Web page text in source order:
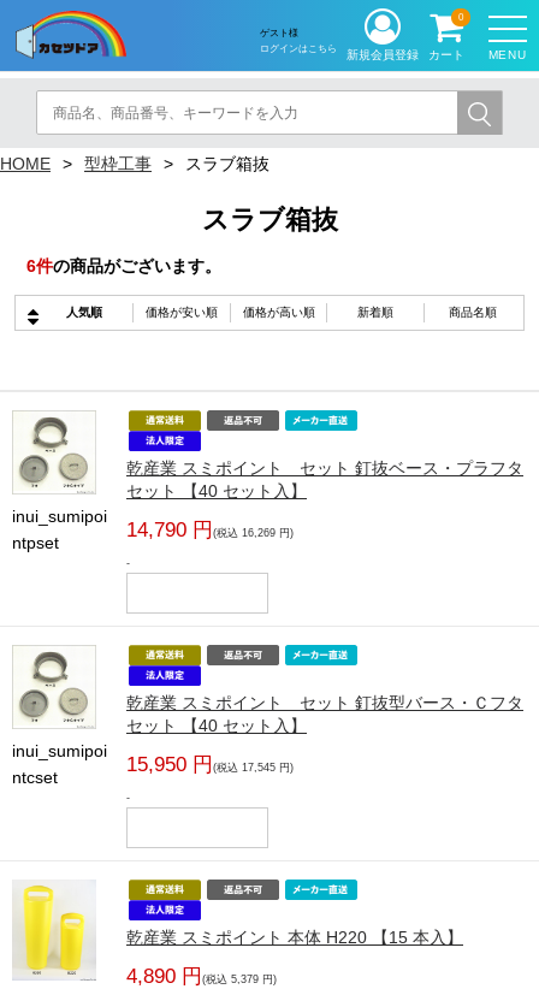
MENU
ゲスト様
ログインはこちら
新規会員登録 カート
0
HOME 型枠工事 スラブ箱抜
スラブ箱抜
6件の商品がございます。
人気順 価格が安い順 価格が高い順 新着順 商品名順
inui_sumipoi
ntpset
乾産業 スミポイント セット 釘抜ベース・プラフタ
セット 【40 セット入】
14,790 円 (税込 16,269 円)
-
inui_sumipoi
ntcset
乾産業 スミポイント セット 釘抜型バース・Ｃフタ
セット 【40 セット入】
15,950 円 (税込 17,545 円)
-
乾産業 スミポイント 本体 H220 【15 本入】
4,890 円 (税込 5,379 円)